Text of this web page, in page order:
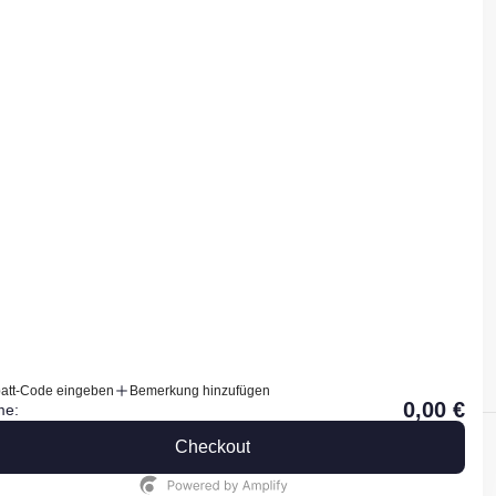
Code eingeben Bemerkung hinzufügen
0,00 €
Checkout